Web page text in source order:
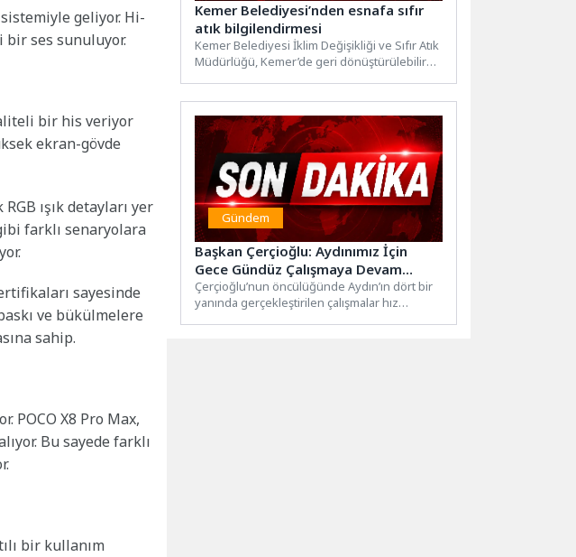
geliyor. Hi-
bir ses sunuluyor.
bir his veriyor
ekran-gövde
ışık detayları yer
farklı senaryolara
sayesinde
ve bükülmelere
sahip.
POCO X8 Pro Max,
Bu sayede farklı
bir kullanım
Kemer Belediyesi’nden esnafa sıfır
atık bilgilendirmesi
Kemer Belediyesi İklim Değişikliği ve Sıfır Atık
Müdürlüğü, Kemer’de geri dönüştürülebilir
Gündem
Başkan Çerçioğlu: Aydınımız İçin
Gece Gündüz Çalışmaya Devam
Ediyoruz
Çerçioğlu’nun öncülüğünde Aydın’ın dört bir
yanında gerçekleştirilen çalışmalar hız